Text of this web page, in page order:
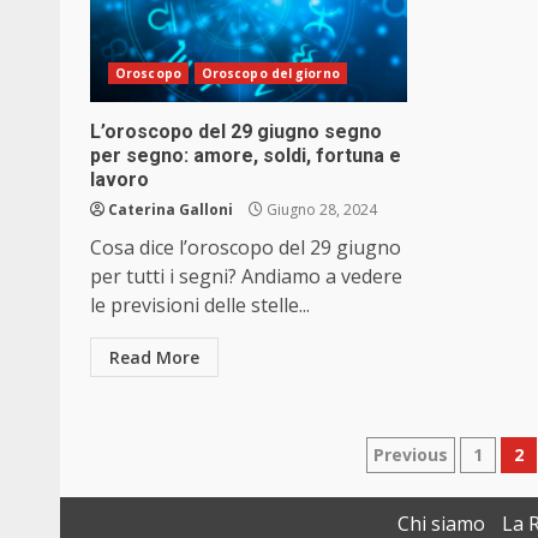
Oroscopo Oroscopo del giorno
L’oroscopo del 29 giugno segno
per segno: amore, soldi, fortuna e
lavoro
Caterina Galloni Giugno 28, 2024
Cosa dice l’oroscopo del 29 giugno
per tutti i segni? Andiamo a vedere
le previsioni delle stelle...
Read More
degli
Previous 1 2
Chi siamo La